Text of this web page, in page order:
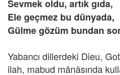
Sevmek oldu, artık gıda,
Ele geçmez bu dünyada,
Gülme gözüm bundan
Yabancı dillerdeki Dieu,
ilah, mabud mânâsında